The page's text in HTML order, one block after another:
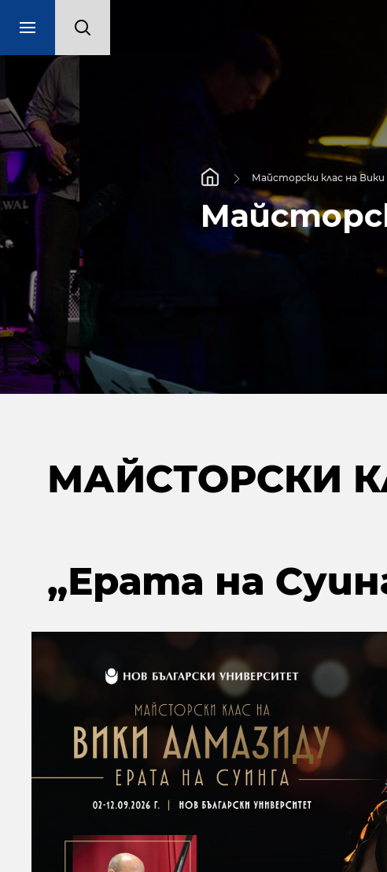
Майсторски клас на Вики Алмазиду
Майсторски
МАЙСТОРСКИ
„Ерата на